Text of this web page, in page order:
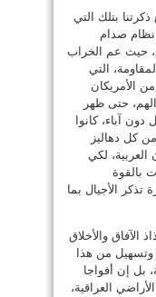
بتلك التي
نظام صدام
حيث عم الخراب
التي
الأمريكان
حتى ظهر
آباء، كانوا
كل دهاليز
العربية، لكي
بالقوة
تذكر الأجيال بما
الآفاق والأخلاق
وتسهيل من هذا
بل إن أفواجا
العراقية،